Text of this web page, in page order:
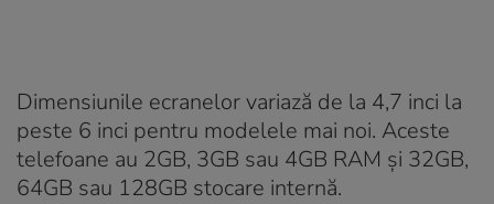
Dimensiunile ecranelor variază de la 4,7 inci la
peste 6 inci pentru modelele mai noi. Aceste
telefoane au 2GB, 3GB sau 4GB RAM și 32GB,
64GB sau 128GB stocare internă.